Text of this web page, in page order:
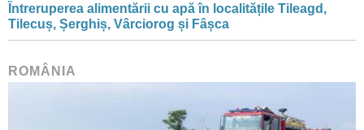
Întreruperea alimentării cu apă în localitățile Tileagd,
Tilecuș, Șerghiș, Vârciorog și Fâșca
ROMÂNIA